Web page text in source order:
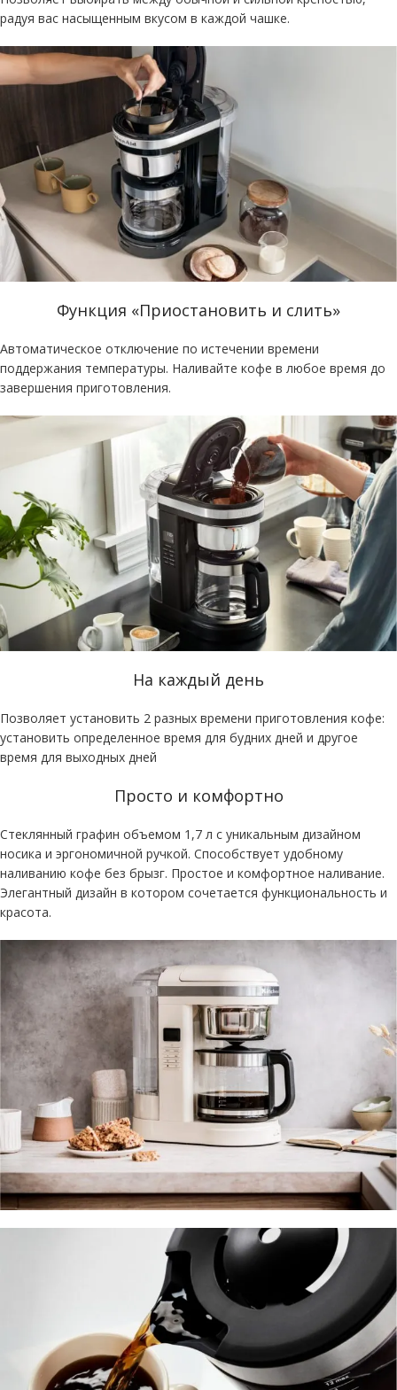
радуя вас насыщенным вкусом в каждой чашке.
Функция «Приостановить и слить»
Автоматическое отключение по истечении времени
поддержания температуры. Наливайте кофе в любое время до
завершения приготовления.
На каждый день
Позволяет установить 2 разных времени приготовления кофе:
установить определенное время для будних дней и другое
время для выходных дней
Просто и комфортно
Стеклянный графин объемом 1,7 л с уникальным дизайном
носика и эргономичной ручкой. Способствует удобному
наливанию кофе без брызг. Простое и комфортное наливание.
Элегантный дизайн в котором сочетается функциональность и
красота.